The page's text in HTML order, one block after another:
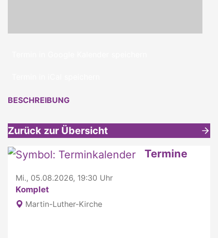
BESCHREIBUNG
Zurück zur Übersicht
Weitere interessante Inhalte Termine
Mi., 05.08.2026, 19:30 Uhr
Komplet
Martin-Luther-Kirche